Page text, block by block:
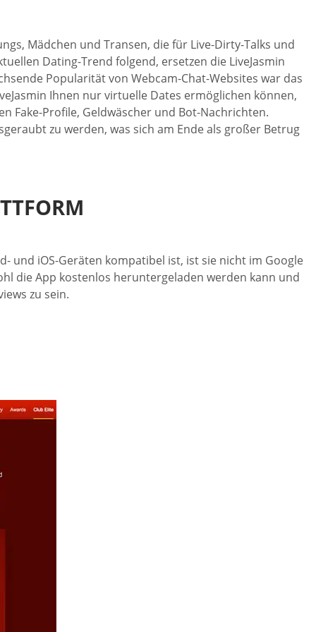
Mädchen und Transen, die für Live-Dirty-Talks und
Dating-Trend folgend, ersetzen die LiveJasmin
Popularität von Webcam-Chat-Websites war das
Ihnen nur virtuelle Dates ermöglichen können,
Fake-Profile, Geldwäscher und Bot-Nachrichten.
zu werden, was sich am Ende als großer Betrug
und iOS-Geräten kompatibel ist, ist sie nicht im Google
die App kostenlos heruntergeladen werden kann und
zu sein.